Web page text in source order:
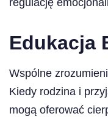
Edukacja
Wspólne
Kiedy rodzina i
mogą oferować